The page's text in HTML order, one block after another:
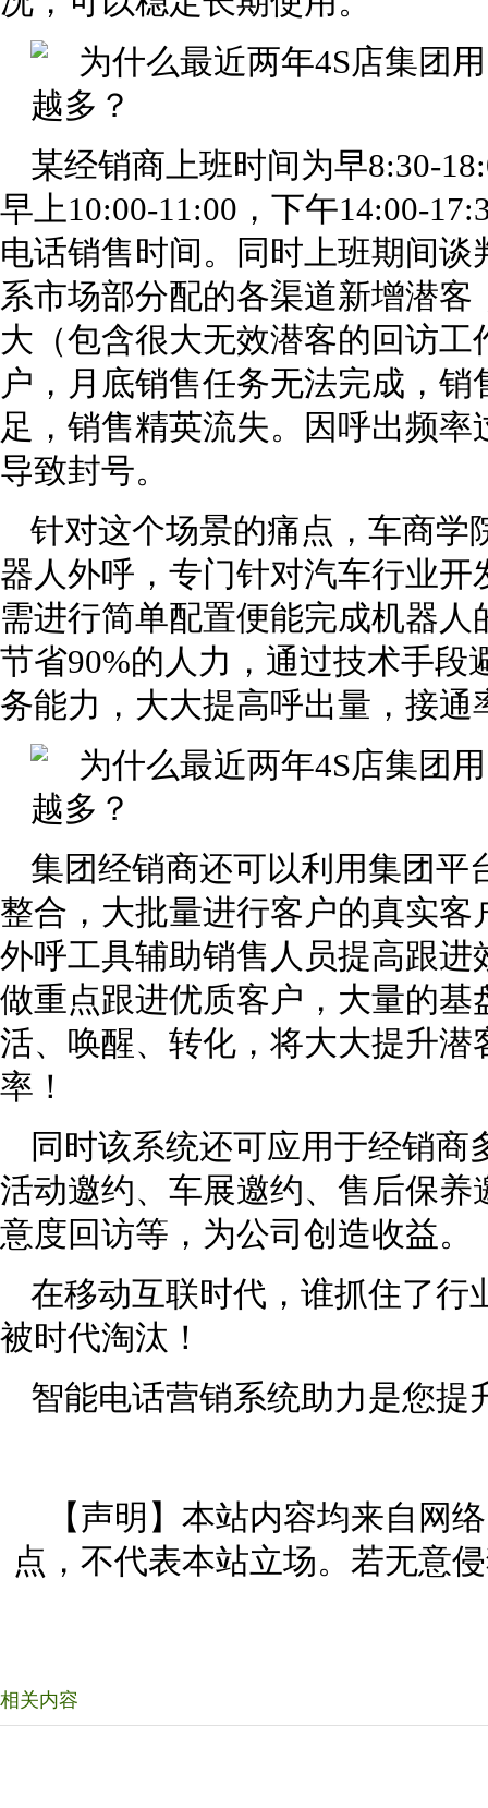
某经销商上班时间为早8:30-
早上10:00-11:00，下午14:00-
电话销售时间。同时上班期间
系市场部分配的各渠道新增潜
大（包含很大无效潜客的回访
户，月底销售任务无法完成，
足，销售精英流失。因呼出频
导致封号。
针对这个场景的痛点，车商学
器人外呼，专门针对汽车行业
需进行简单配置便能完成机器
节省90%的人力，通过技术手
务能力，大大提高呼出量，接通
集团经销商还可以利用集团平
整合，大批量进行客户的真实
外呼工具辅助销售人员提高跟
做重点跟进优质客户，大量的
活、唤醒、转化，将大大提升
率！
同时该系统还可应用于经销
活动邀约、车展邀约、售后保
意度回访等，为公司创造收益。
在移动互联时代，谁抓住了行
被时代淘汰！
智能电话营销系统助力是您提
【声明】本站内容均来自网
点，不代表本站立场。若无意
相关内容